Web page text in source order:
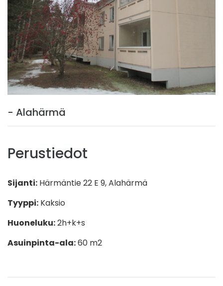
- Alahärmä
Perustiedot
Sijanti: Härmäntie 22 E 9, Alahärmä
Tyyppi: Kaksio
Huoneluku:2h+k+s
Asuinpinta-ala:60 m2